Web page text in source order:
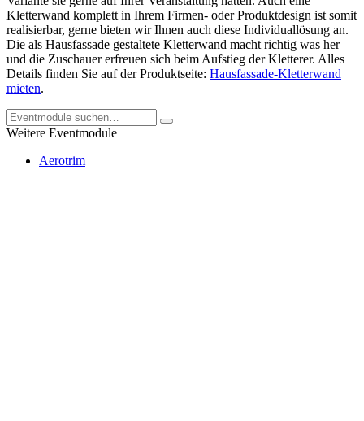
Kletterwand komplett in Ihrem Firmen- oder Produktdesign ist somit
realisierbar, gerne bieten wir Ihnen auch diese Individuallösung an.
Die als Hausfassade gestaltete Kletterwand macht richtig was her
und die Zuschauer erfreuen sich beim Aufstieg der Kletterer. Alles
Details finden Sie auf der Produktseite: Hausfassade-Kletterwand
mieten.
Weitere Eventmodule
Aerotrim